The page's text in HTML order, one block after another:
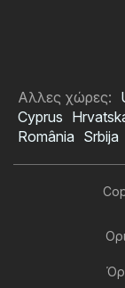
Αλλες χώρες:
Cyprus
România Srbija